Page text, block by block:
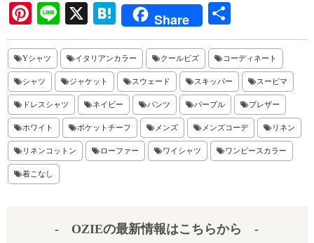
Pi
nt
er
es
t
Li
ne
X
H
at
en
a
Share
有
Yシャツ イタリアンカラー クールビズ コーディネート
シャツ ジャケット スウェード スキッパー スーピマ
ドレスシャツ ネイビー パンツ パープル ブレザー
ホワイト ポケットチーフ メンズ メンズコーデ リネン
リネンコットン ローファー ワイシャツ ワンピースカラー
着こなし
- OZIEの最新情報はこちらから -